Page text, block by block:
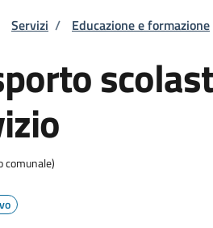
di pane
Servizi / Educazione e formazione
comunale)